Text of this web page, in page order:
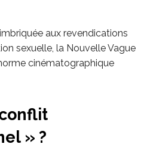
aux revendications
sexuelle, la Nouvelle Vague
cinématographique
» ?